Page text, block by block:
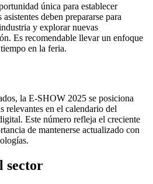
única para establecer
deben prepararse para
y explorar nuevas
Es recomendable llevar un enfoque
en la feria.
la E-SHOW 2025 se posiciona
relevantes en el calendario del
Este número refleja el creciente
de mantenerse actualizado con
sector